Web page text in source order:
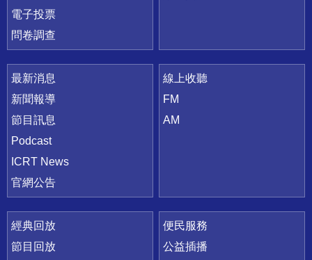
電子投票
問卷調查
最新消息
新聞報導
節目訊息
Podcast
ICRT News
官網公告
線上收聽
FM
AM
經典回放
節目回放
便民服務
公益插播